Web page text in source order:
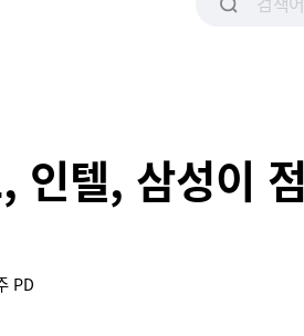
텔, 삼성이
PD